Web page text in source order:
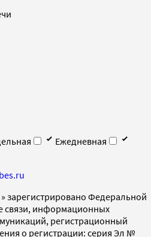
Ежедневная
» зарегистрировано Федеральной
связи, информационных
регистрационный
о регистрации: серия Эл №